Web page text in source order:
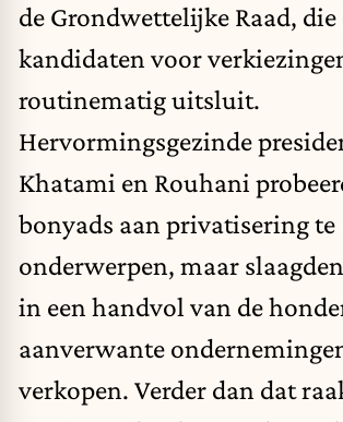
de Grondwettelijke Raad, die
kandidaten voor
routinematig uitsluit.
Hervormingsgezinde
Khatami en Rouhani
bonyads aan privatisering te
onderwerpen, maar
in een handvol van de
aanverwante
verkopen. Verder dan dat